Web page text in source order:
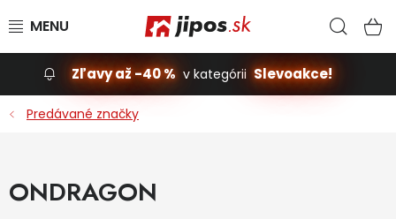
Slevoakce
Dielňa
Zľavy až -40 % v kategórii Slevoakce!
Predávané značky
ONDRAGON